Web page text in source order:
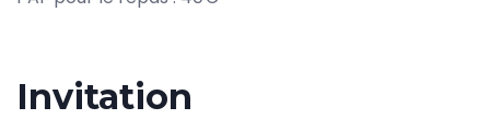
Invitation